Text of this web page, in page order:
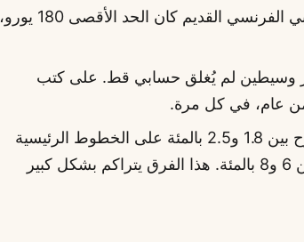
قبل عشر دقائق من الانطلاق. على كتابي الفرنسي القديم كان الحد الأقصى 180 يورو،
وسيطين لم يُغلق حسابي قط. على كتب
عام، في كل مرة.
هوامش الحصص الآسيوية تتراوح بين 1.8 و2.5 بالمئة على الخطوط الرئيسية
لكرة القدم. كتابي المحلي كان يعمل بين 6 و8 بالمئة. هذا الفرق يتراكم بشكل كبير